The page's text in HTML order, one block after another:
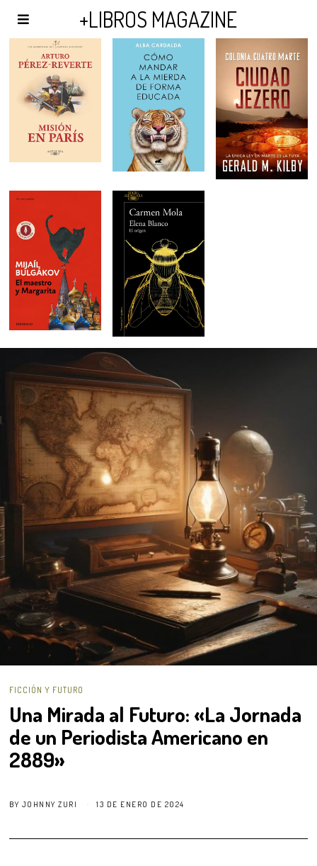
+LIBROS MAGAZINE
FICCIÓN Y FUTURO
Una Mirada al Futuro: «La Jornada
de un Periodista Americano en
2889»
BY JOHNNY ZURI 13 DE ENERO DE 2024